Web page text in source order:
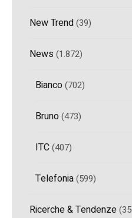
New Trend(39)
News (1.872)
Bianco(702)
Bruno(473)
ITC(407)
Telefonia(599)
Ricerche & Tendenze